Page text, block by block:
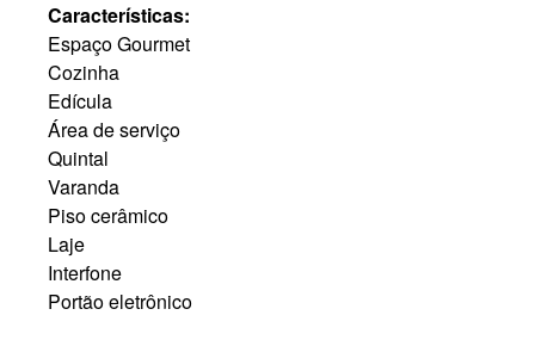
Características:
Espaço Gourmet
Cozinha
Edícula
Área de serviço
Quintal
Varanda
Piso cerâmico
Laje
Interfone
Portão eletrônico